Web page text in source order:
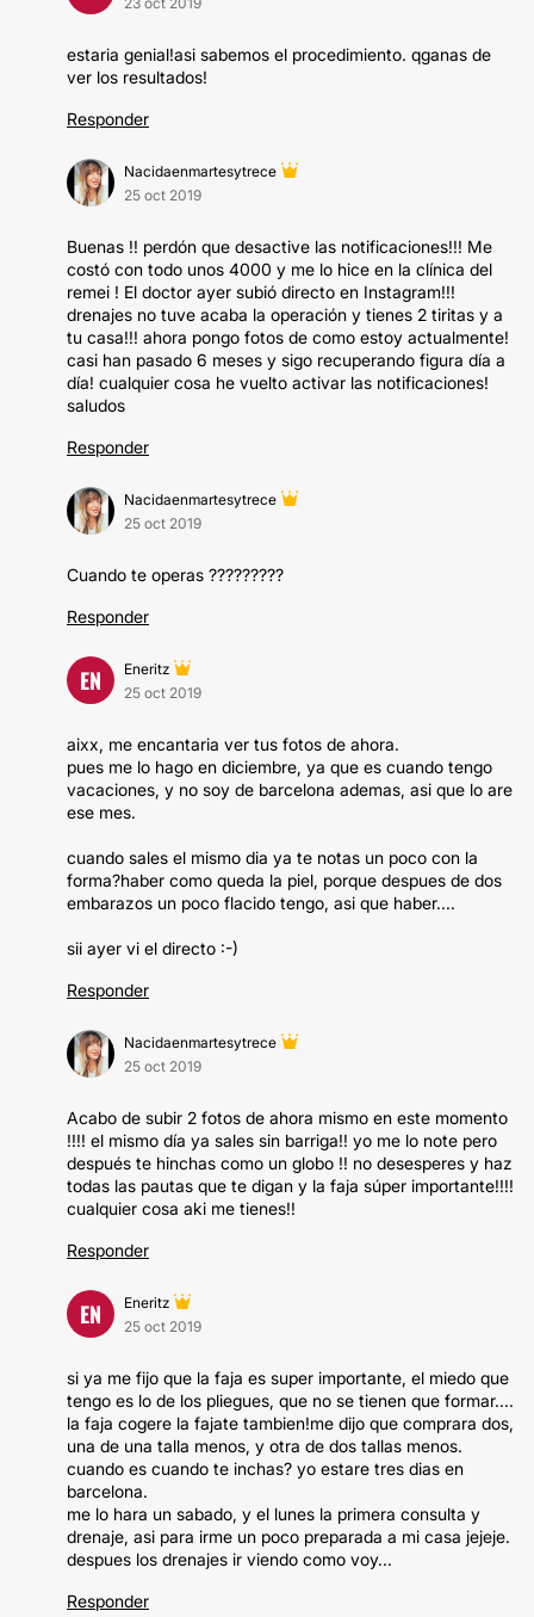
estaria genial!asi sabemos el procedimiento. qganas de
ver los resultados!
Responder
Nacidaenmartesytrece
25 oct 2019
Buenas !! perdón que desactive las notificaciones!!! Me
costó con todo unos 4000 y me lo hice en la clínica del
remei ! El doctor ayer subió directo en Instagram!!!
drenajes no tuve acaba la operación y tienes 2 tiritas y a
tu casa!!! ahora pongo fotos de como estoy actualmente!
casi han pasado 6 meses y sigo recuperando figura día a
día! cualquier cosa he vuelto activar las notificaciones!
saludos
Responder
Nacidaenmartesytrece
25 oct 2019
Cuando te operas ?????????
Responder
EN
Eneritz
25 oct 2019
aixx, me encantaria ver tus fotos de ahora.
pues me lo hago en diciembre, ya que es cuando tengo
vacaciones, y no soy de barcelona ademas, asi que lo are
ese mes.
cuando sales el mismo dia ya te notas un poco con la
forma?haber como queda la piel, porque despues de dos
embarazos un poco flacido tengo, asi que haber....
sii ayer vi el directo :-)
Responder
Nacidaenmartesytrece
25 oct 2019
Acabo de subir 2 fotos de ahora mismo en este momento
!!!! el mismo día ya sales sin barriga!! yo me lo note pero
después te hinchas como un globo !! no desesperes y haz
todas las pautas que te digan y la faja súper importante!!!!
cualquier cosa aki me tienes!!
Responder
EN
Eneritz
25 oct 2019
si ya me fijo que la faja es super importante, el miedo que
tengo es lo de los pliegues, que no se tienen que formar....
la faja cogere la fajate tambien!me dijo que comprara dos,
una de una talla menos, y otra de dos tallas menos.
cuando es cuando te inchas? yo estare tres dias en
barcelona.
me lo hara un sabado, y el lunes la primera consulta y
drenaje, asi para irme un poco preparada a mi casa jejeje.
despues los drenajes ir viendo como voy...
Responder